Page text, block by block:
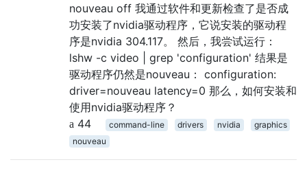
nouveau off 我通过软件和更新检查了是否成
功安装了nvidia驱动程序，它说安装的驱动程
序是nvidia 304.117。 然后，我尝试运行：
lshw -c video | grep 'configuration' 结果是
驱动程序仍然是nouveau： configuration:
driver=nouveau latency=0 那么，如何安装和
使用nvidia驱动程序？
44
command-line drivers nvidia
graphics
nouveau